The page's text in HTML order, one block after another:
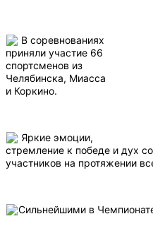
В соревнованиях
приняли участие 66
спортсменов из
Челябинска, Миасса
и Коркино.
Яркие эмоции,
стремление к победе и дух
участников на протяжении
Сильнейшими в